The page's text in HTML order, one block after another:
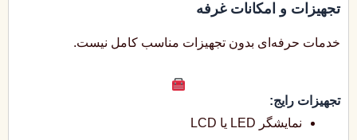
تجهیزات و امکانات غرفه
خدمات حرفه‌ای بدون تجهیزات مناسب کامل نیست.
تجهیزات رایج:
نمایشگر LED یا LCD